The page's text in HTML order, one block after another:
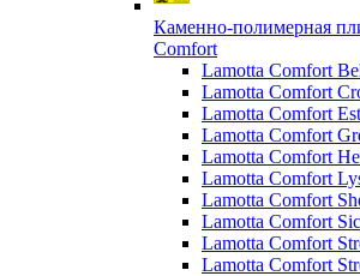
Каменно-полимерная
Comfort
Lamotta Comfort
Lamotta Comfort
Lamotta Comfort
Lamotta Comfort
Lamotta Comfort
Lamotta Comfort
Lamotta Comfort
Lamotta Comfort
Lamotta Comfort
Lamotta Comfort